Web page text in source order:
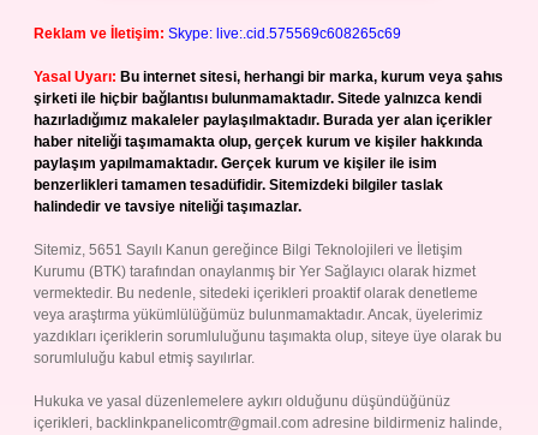
Reklam ve İletişim: Skype: live:.cid.575569c608265c69
Yasal Uyarı: Bu internet sitesi, herhangi bir marka, kurum veya şahıs
şirketi ile hiçbir bağlantısı bulunmamaktadır. Sitede yalnızca kendi
hazırladığımız makaleler paylaşılmaktadır. Burada yer alan içerikler
haber niteliği taşımamakta olup, gerçek kurum ve kişiler hakkında
paylaşım yapılmamaktadır. Gerçek kurum ve kişiler ile isim
benzerlikleri tamamen tesadüfidir. Sitemizdeki bilgiler taslak
halindedir ve tavsiye niteliği taşımazlar.
Sitemiz, 5651 Sayılı Kanun gereğince Bilgi Teknolojileri ve İletişim
Kurumu (BTK) tarafından onaylanmış bir Yer Sağlayıcı olarak hizmet
vermektedir. Bu nedenle, sitedeki içerikleri proaktif olarak denetleme
veya araştırma yükümlülüğümüz bulunmamaktadır. Ancak, üyelerimiz
yazdıkları içeriklerin sorumluluğunu taşımakta olup, siteye üye olarak bu
sorumluluğu kabul etmiş sayılırlar.
Hukuka ve yasal düzenlemelere aykırı olduğunu düşündüğünüz
içerikleri, backlinkpanelicomtr@gmail.com adresine bildirmeniz halinde,